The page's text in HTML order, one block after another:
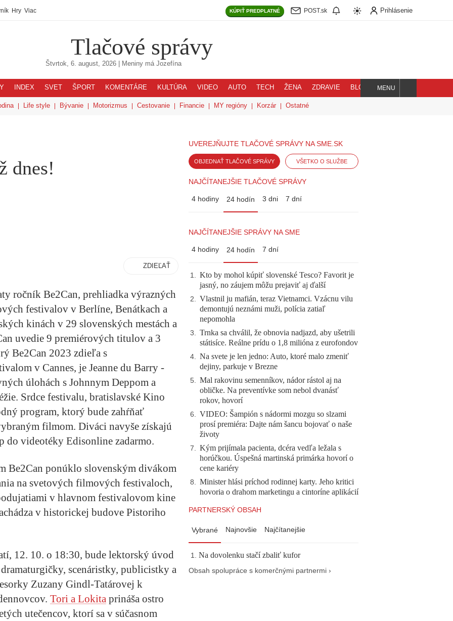
Hry Viac KÚPIŤ PREDPLATNÉ POST.sk Prihlásenie
Tlačové správy
Štvrtok, 6. august, 2026| Meniny má Jozefína
INDEX SVET ŠPORT KOMENTÁRE KULTÚRA VIDEO AUTO TECH ŽENA ZDRAVIE BLOG
Hľadaj
MENU
Life style Bývanie Motorizmus Cestovanie Financie MY regióny Korzár Ostatné
dnes!
ZDIEĽAŤ
ročník Be2Can, prehliadka výrazných
festivalov v Berlíne, Benátkach a
kinách v 29 slovenských mestách a
uvedie 9 premiérových titulov a 3
Be2Can 2023 zdieľa s
v Cannes, je Jeanne du Barry -
úlohách s Johnnym Deppom a
Srdce festivalu, bratislavské Kino
program, ktorý bude zahŕňať
filmom. Diváci navyše získajú
do videotéky Edisonline zadarmo.
Be2Can ponúklo slovenským divákom
na svetových filmových festivaloch,
v hlavnom festivalovom kine
v historickej budove Pistoriho
12. 10. o 18:30, bude lektorský úvod
scenáristky, publicistky a
Zuzany Gindl-Tatárovej k
Tori a Lokita prináša ostro
utečencov, ktorí sa v súčasnom
UVEREJŇUJTE TLAČOVÉ SPRÁVY NA SME.SK
OBJEDNAŤ TLAČOVÉ SPRÁVY VŠETKO O SLUŽBE
NAJČÍTANEJŠIE TLAČOVÉ SPRÁVY
4 hodiny 24 hodín 3 dni 7 dní
NAJČÍTANEJŠIE SPRÁVY NA SME
4 hodiny 24 hodín 7 dní
1. Kto by mohol kúpiť slovenské Tesco? Favorit je
jasný, no záujem môžu prejaviť aj ďalší
2. Vlastnil ju mafián, teraz Vietnamci. Vzácnu vilu
demontujú neznámi muži, polícia zatiaľ
nepomohla
3. Trnka sa chválil, že obnovia nadjazd, aby ušetrili
státisíce. Reálne prídu o 1,8 milióna z eurofondov
4. Na svete je len jedno: Auto, ktoré malo zmeniť
dejiny, parkuje v Brezne
5. Mal rakovinu semenníkov, nádor rástol aj na
obličke. Na preventívke som nebol dvanásť
rokov, hovorí
6. VIDEO: Šampión s nádormi mozgu so slzami
prosí premiéra: Dajte nám šancu bojovať o naše
životy
7. Kým prijímala pacienta, dcéra vedľa ležala s
horúčkou. Úspešná martinská primárka hovorí o
cene kariéry
8. Minister hlási príchod rodinnej karty. Jeho kritici
hovoria o drahom marketingu a cintoríne aplikácií
PARTNERSKÝ OBSAH
Vybrané Najnovšie Najčítanejšie
Na dovolenku stačí zbaliť kufor
Obsah spolupráce s komerčnými partnermi ›